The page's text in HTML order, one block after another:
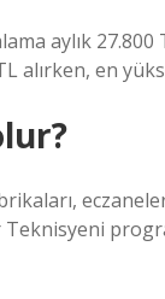
aylık 27.800
alırken, en